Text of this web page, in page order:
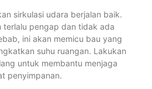
sirkulasi udara berjalan baik.
terlalu pengap dan tidak ada
ini akan memicu bau yang
suhu ruangan. Lakukan
untuk membantu menjaga
penyimpanan.